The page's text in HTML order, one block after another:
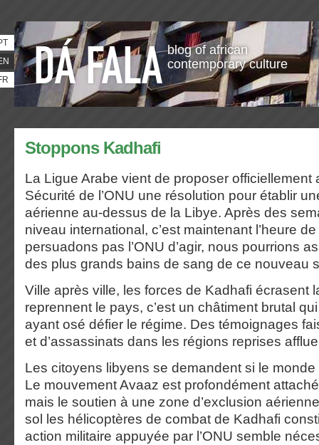
blog of african
contemporary culture
Stoppons Kadhafi
La Ligue Arabe vient de proposer officiellement
Sécurité de l’ONU une résolution pour établir
aérienne au-dessus de la Libye. Après des
niveau international, c’est maintenant l’heure
persuadons pas l’ONU d’agir, nous pourrions
des plus grands bains de sang de ce nouveau
Ville après ville, les forces de Kadhafi écrasent
reprennent le pays, c’est un châtiment brutal
ayant osé défier le régime. Des témoignages
et d’assassinats dans les régions reprises
Les citoyens libyens se demandent si le
Le mouvement Avaaz est profondément
mais le soutien à une zone d’exclusion
sol les hélicoptères de combat de Kadhafi
action militaire appuyée par l’ONU semble